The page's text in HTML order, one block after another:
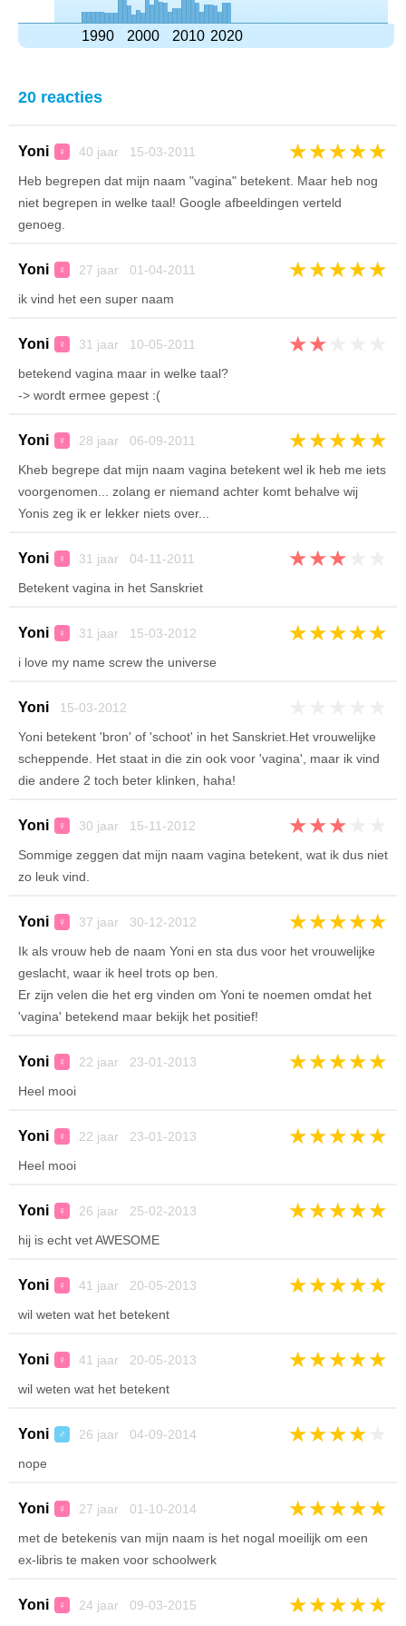
1990 2000 2010 2020
20 reacties
Yoni ♀ 40 jaar 15-03-2011 ★★★★★
Heb begrepen dat mijn naam "vagina" betekent. Maar heb nog
niet begrepen in welke taal! Google afbeeldingen verteld
genoeg.
Yoni ♀ 27 jaar 01-04-2011 ★★★★★
ik vind het een super naam
Yoni ♀ 31 jaar 10-05-2011 ★★
betekend vagina maar in welke taal?
-> wordt ermee gepest :(
Yoni ♀ 28 jaar 06-09-2011 ★★★★★
Kheb begrepe dat mijn naam vagina betekent wel ik heb me iets
voorgenomen... zolang er niemand achter komt behalve wij
Yonis zeg ik er lekker niets over...
Yoni ♀ 31 jaar 04-11-2011 ★★★
Betekent vagina in het Sanskriet
Yoni ♀ 31 jaar 15-03-2012 ★★★★★
i love my name screw the universe
Yoni 15-03-2012
Yoni betekent 'bron' of 'schoot' in het Sanskriet.Het vrouwelijke
scheppende. Het staat in die zin ook voor 'vagina', maar ik vind
die andere 2 toch beter klinken, haha!
Yoni ♀ 30 jaar 15-11-2012 ★★★
Sommige zeggen dat mijn naam vagina betekent, wat ik dus niet
zo leuk vind.
Yoni ♀ 37 jaar 30-12-2012 ★★★★★
Ik als vrouw heb de naam Yoni en sta dus voor het vrouwelijke
geslacht, waar ik heel trots op ben.
Er zijn velen die het erg vinden om Yoni te noemen omdat het
'vagina' betekend maar bekijk het positief!
Yoni ♀ 22 jaar 23-01-2013 ★★★★★
Heel mooi
Yoni ♀ 22 jaar 23-01-2013 ★★★★★
Heel mooi
Yoni ♀ 26 jaar 25-02-2013 ★★★★★
hij is echt vet AWESOME
Yoni ♀ 41 jaar 20-05-2013 ★★★★★
wil weten wat het betekent
Yoni ♀ 41 jaar 20-05-2013 ★★★★★
wil weten wat het betekent
Yoni ♂ 26 jaar 04-09-2014 ★★★★
nope
Yoni ♀ 27 jaar 01-10-2014 ★★★★★
met de betekenis van mijn naam is het nogal moeilijk om een
ex-libris te maken voor schoolwerk
Yoni ♀ 24 jaar 09-03-2015 ★★★★★